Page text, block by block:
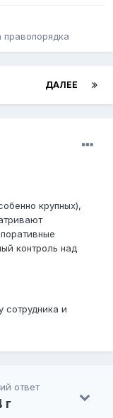
правопорядка
ДАЛЕЕ
крупных),
контроль над
сотрудника и
ответ
г